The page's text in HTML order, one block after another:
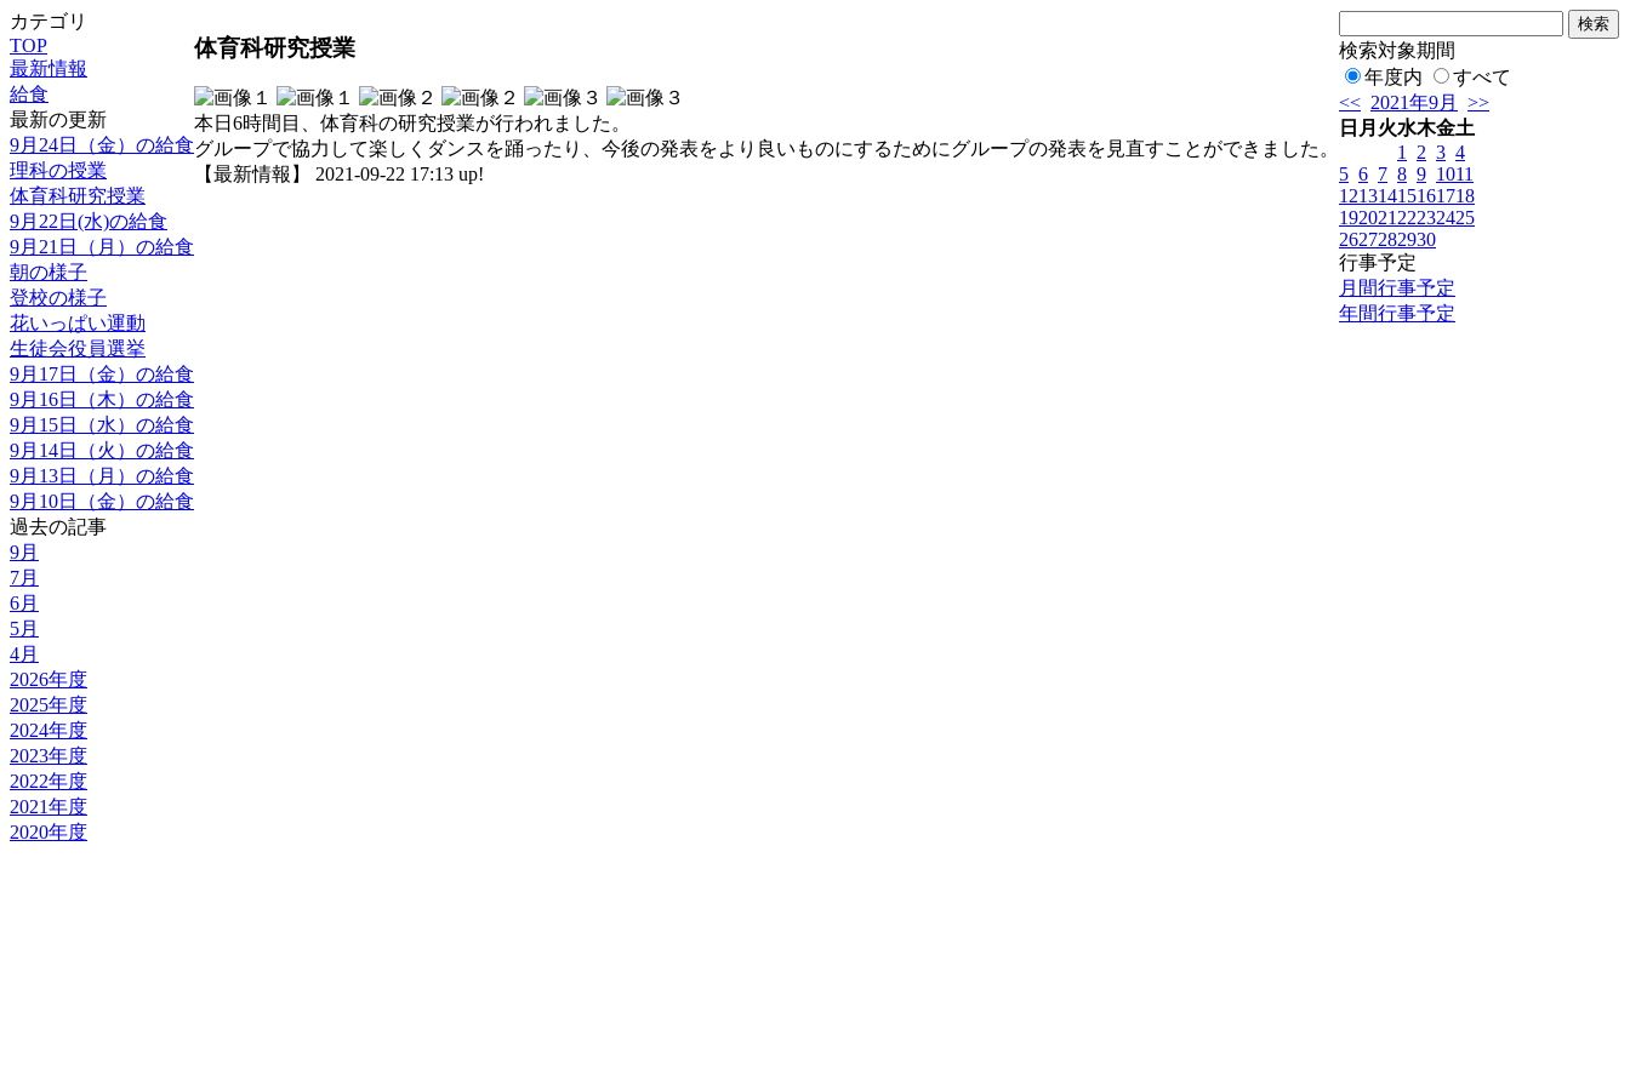
カテゴリ
TOP
最新情報
給食
最新の更新
9月24日（金）の給食
理科の授業
体育科研究授業
9月22日(水)の給食
9月21日（月）の給食
朝の様子
登校の様子
花いっぱい運動
生徒会役員選挙
9月17日（金）の給食
9月16日（木）の給食
9月15日（水）の給食
9月14日（火）の給食
9月13日（月）の給食
9月10日（金）の給食
過去の記事
9月
7月
6月
5月
4月
2026年度
2025年度
2024年度
2023年度
2022年度
2021年度
2020年度
体育科研究授業
本日6時間目、体育科の研究授業が行われました。
グループで協力して楽しくダンスを踊ったり、今後の発表をより良いものにするためにグループの発表を見直すことができました。
【最新情報】 2021-09-22 17:13 up!
検索対象期間
年度内
すべて
<< 2021年9月
>>
日 月 火水木金土
1
2 3 4
5 6 7 8 9 1011
12131415161718
192021 22232425
2627282930
行事予定
月間行事予定
年間行事予定